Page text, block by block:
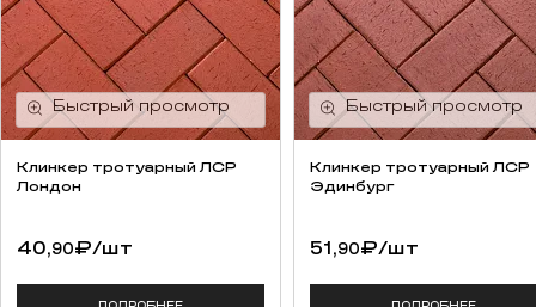
Клинкер тротуарный ЛСР
Лондон
40,90₽/шт
Клинкер тротуарный ЛСР
Эдинбург
51,90₽/шт